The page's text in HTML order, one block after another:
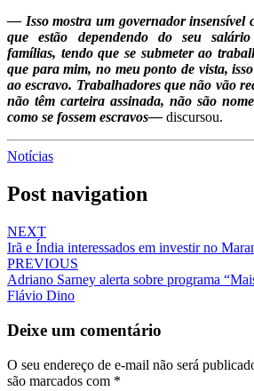
— Isso mostra um governador insensível
que estão dependendo do seu
famílias, tendo que se submeter ao
que para mim, no meu ponto de vista,
ao escravo. Trabalhadores que não vão
não têm carteira assinada, não são
como se fossem escravos— discursou.
Notícias
Post navigation
NEXT
Irã e Índia interessados em investir no
PREVIOUS
Adriano Sarney alerta sobre programa
Flávio Dino
Deixe um comentário
O seu endereço de e-mail não será
são marcados com *